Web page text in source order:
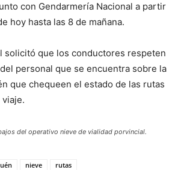
con Gendarmería Nacional a partir
hoy hasta las 8 de mañana.
solicitó que los conductores respeten
personal que se encuentra sobre la
que chequeen el estado de las rutas
del operativo nieve de vialidad porvincial.
nieve rutas